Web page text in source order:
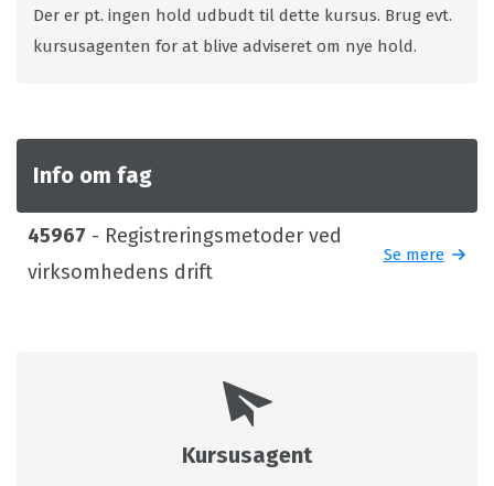
Der er pt. ingen hold udbudt til dette kursus. Brug evt.
kursusagenten for at blive adviseret om nye hold.
Info om fag
45967 - Registreringsmetoder ved
virksomhedens drift
Se mere
Kursusagent